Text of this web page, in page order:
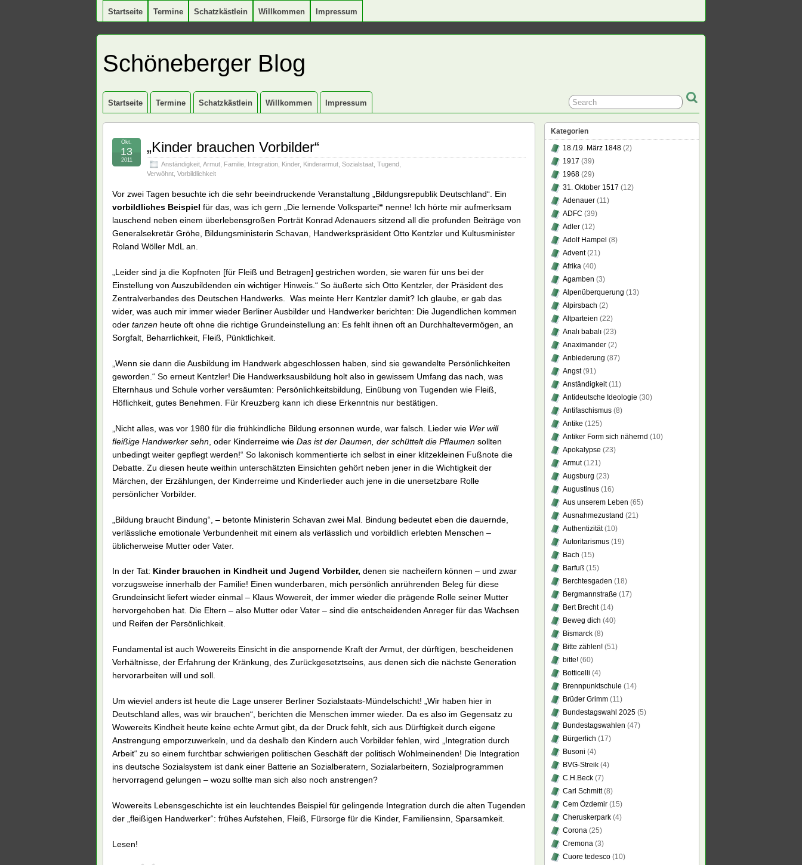
Startseite Termine Schatzkästlein Willkommen Impressum
Schöneberger Blog
Startseite Termine Schatzkästlein Willkommen Impressum
„Kinder brauchen Vorbilder“
Anständigkeit Armut Familie Integration Kinder, Kinderarmut Sozialstaat Tugend
Verwöhnt Vorbildlichkeit
Okt.
13
2011
Vor zwei Tagen besuchte ich die sehr beeindruckende Veranstaltung „Bildungsrepublik Deutschland“. Ein
vorbildliches Beispiel für das, was ich gern „Die lernende Volkspartei“ nenne! Ich hörte mir aufmerksam
lauschend neben einem überlebensgroßen Porträt Konrad Adenauers sitzend all die profunden Beiträge von
Generalsekretär Gröhe, Bildungsministerin Schavan, Handwerkspräsident Otto Kentzler und Kultusminister
Roland Wöller MdL an.
„Leider sind ja die Kopfnoten [für Fleiß und Betragen] gestrichen worden, sie waren für uns bei der
Einstellung von Auszubildenden ein wichtiger Hinweis.“ So äußerte sich Otto Kentzler, der Präsident des
Zentralverbandes des Deutschen Handwerks. Was meinte Herr Kentzler damit? Ich glaube, er gab das
wider, was auch mir immer wieder Berliner Ausbilder und Handwerker berichten: Die Jugendlichen kommen
oder tanzen heute oft ohne die richtige Grundeinstellung an: Es fehlt ihnen oft an Durchhaltevermögen, an
Sorgfalt, Beharrlichkeit, Fleiß, Pünktlichkeit.
„Wenn sie dann die Ausbildung im Handwerk abgeschlossen haben, sind sie gewandelte Persönlichkeiten
geworden.“ So erneut Kentzler! Die Handwerksausbildung holt also in gewissem Umfang das nach, was
Elternhaus und Schule vorher versäumten: Persönlichkeitsbildung, Einübung von Tugenden wie Fleiß,
Höflichkeit, gutes Benehmen. Für Kreuzberg kann ich diese Erkenntnis nur bestätigen.
„Nicht alles, was vor 1980 für die frühkindliche Bildung ersonnen wurde, war falsch. Lieder wie Wer will
fleißige Handwerker sehn , oder Kinderreime wie Das ist der Daumen, der schüttelt die Pflaumen sollten
unbedingt weiter gepflegt werden!“ So lakonisch kommentierte ich selbst in einer klitzekleinen Fußnote die
Debatte. Zu diesen heute weithin unterschätzten Einsichten gehört neben jener in die Wichtigkeit der
Märchen, der Erzählungen, der Kinderreime und Kinderlieder auch jene in die unersetzbare Rolle
persönlicher Vorbilder.
„Bildung braucht Bindung“, – betonte Ministerin Schavan zwei Mal. Bindung bedeutet eben die dauernde,
verlässliche emotionale Verbundenheit mit einem als verlässlich und vorbildlich erlebten Menschen –
üblicherweise Mutter oder Vater.
In der Tat: Kinder brauchen in Kindheit und Jugend Vorbilder, denen sie nacheifern können – und zwar
vorzugsweise innerhalb der Familie! Einen wunderbaren, mich persönlich anrührenden Beleg für diese
Grundeinsicht liefert wieder einmal – Klaus Wowereit, der immer wieder die prägende Rolle seiner Mutter
hervorgehoben hat. Die Eltern – also Mutter oder Vater – sind die entscheidenden Anreger für das Wachsen
und Reifen der Persönlichkeit.
Fundamental ist auch Wowereits Einsicht in die anspornende Kraft der Armut, der dürftigen, bescheidenen
Verhältnisse, der Erfahrung der Kränkung, des Zurückgesetztseins, aus denen sich die nächste Generation
hervorarbeiten will und soll.
Um wieviel anders ist heute die Lage unserer Berliner Sozialstaats-Mündelschicht! „Wir haben hier in
Deutschland alles, was wir brauchen“, berichten die Menschen immer wieder. Da es also im Gegensatz zu
Wowereits Kindheit heute keine echte Armut gibt, da der Druck fehlt, sich aus Dürftigkeit durch eigene
Anstrengung emporzuwerkeln, und da deshalb den Kindern auch Vorbilder fehlen, wird „Integration durch
Arbeit“ zu so einem furchtbar schwierigen politischen Geschäft der politisch Wohlmeinenden! Die Integration
ins deutsche Sozialsystem ist dank einer Batterie an Sozialberatern, Sozialarbeitern, Sozialprogrammen
hervorragend gelungen – wozu sollte man sich also noch anstrengen?
Wowereits Lebensgeschichte ist ein leuchtendes Beispiel für gelingende Integration durch die alten Tugenden
der „fleißigen Handwerker“: frühes Aufstehen, Fleiß, Fürsorge für die Kinder, Familiensinn, Sparsamkeit.
Lesen!
Kategorien
18./19. März 1848 (2)
1917 (39)
1968 (29)
31. Oktober 1517 (12)
Adenauer (11)
ADFC (39)
Adler (12)
Adolf Hampel (8)
Advent(21)
Afrika (40)
Agamben (3)
Alpenüberquerung (13)
Alpirsbach (2)
Altparteien (22)
Analı babalı (23)
Anaximander (2)
Anbiederung (87)
Angst(91)
Anständigkeit(11)
Antideutsche Ideologie (30)
Antifaschismus (8)
Antike (125)
Antiker Form sich nähernd (10)
Apokalypse (23)
Armut(121)
Augsburg (23)
Augustinus (16)
Aus unserem Leben (65)
Ausnahmezustand (21)
Authentizität(10)
Autoritarismus (19)
Bach (15)
Barfuß (15)
Berchtesgaden (18)
Bergmannstraße (17)
Bert Brecht(14)
Beweg dich (40)
Bismarck (8)
Bitte zählen! (51)
bitte! (60)
Botticelli (4)
Brennpunktschule (14)
Brüder Grimm (11)
Bundestagswahl 2025 (5)
Bundestagswahlen (47)
Bürgerlich (17)
Busoni (4)
BVG-Streik (4)
C.H.Beck (7)
Carl Schmitt(8)
Cem Özdemir (15)
Cheruskerpark (4)
Corona (25)
Cremona (3)
Cuore tedesco (10)